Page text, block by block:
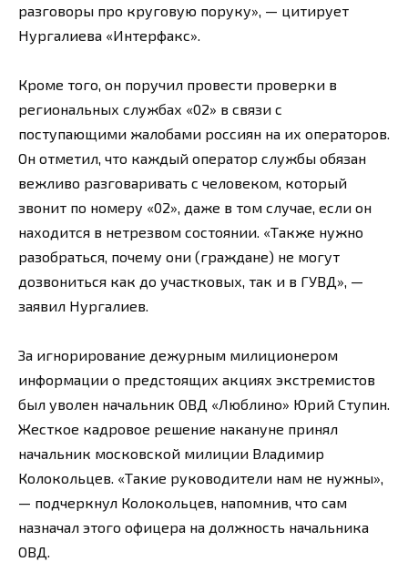
разговоры про круговую поруку», — цитирует
Нургалиева «Интерфакс».
Кроме того, он поручил провести проверки в
региональных службах «02» в связи с
поступающими жалобами россиян на их операторов.
Он отметил, что каждый оператор службы обязан
вежливо разговаривать с человеком, который
звонит по номеру «02», даже в том случае, если он
находится в нетрезвом состоянии. «Также нужно
разобраться, почему они (граждане) не могут
дозвониться как до участковых, так и в ГУВД», —
заявил Нургалиев.
За игнорирование дежурным милиционером
информации о предстоящих акциях экстремистов
был уволен начальник ОВД «Люблино» Юрий Ступин.
Жесткое кадровое решение накануне принял
начальник московской милиции Владимир
Колокольцев. «Такие руководители нам не нужны»,
— подчеркнул Колокольцев, напомнив, что сам
назначал этого офицера на должность начальника
ОВД.